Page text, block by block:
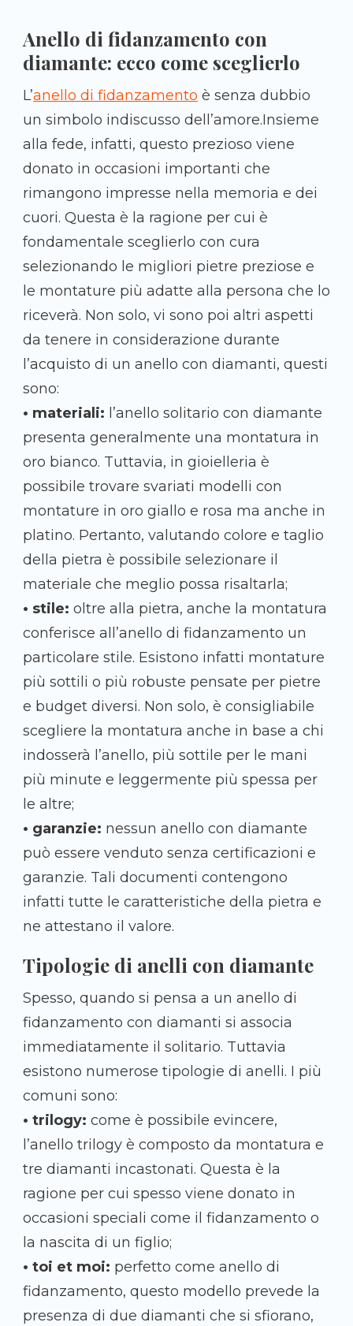
Anello di fidanzamento con
diamante: ecco come sceglierlo
L’anello di fidanzamento è senza dubbio
un simbolo indiscusso dell’amore.Insieme
alla fede, infatti, questo prezioso viene
donato in occasioni importanti che
rimangono impresse nella memoria e dei
cuori. Questa è la ragione per cui è
fondamentale sceglierlo con cura
selezionando le migliori pietre preziose e
le montature più adatte alla persona che lo
riceverà. Non solo, vi sono poi altri aspetti
da tenere in considerazione durante
l’acquisto di un anello con diamanti, questi
sono:
• materiali: l’anello solitario con diamante
presenta generalmente una montatura in
oro bianco. Tuttavia, in gioielleria è
possibile trovare svariati modelli con
montature in oro giallo e rosa ma anche in
platino. Pertanto, valutando colore e taglio
della pietra è possibile selezionare il
materiale che meglio possa risaltarla;
• stile: oltre alla pietra, anche la montatura
conferisce all’anello di fidanzamento un
particolare stile. Esistono infatti montature
più sottili o più robuste pensate per pietre
e budget diversi. Non solo, è consigliabile
scegliere la montatura anche in base a chi
indosserà l’anello, più sottile per le mani
più minute e leggermente più spessa per
le altre;
• garanzie: nessun anello con diamante
può essere venduto senza certificazioni e
garanzie. Tali documenti contengono
infatti tutte le caratteristiche della pietra e
ne attestano il valore.
Tipologie di anelli con diamante
Spesso, quando si pensa a un anello di
fidanzamento con diamanti si associa
immediatamente il solitario. Tuttavia
esistono numerose tipologie di anelli. I più
comuni sono:
• trilogy: come è possibile evincere,
l’anello trilogy è composto da montatura e
tre diamanti incastonati. Questa è la
ragione per cui spesso viene donato in
occasioni speciali come il fidanzamento o
la nascita di un figlio;
• toi et moi: perfetto come anello di
fidanzamento, questo modello prevede la
presenza di due diamanti che si sfiorano,